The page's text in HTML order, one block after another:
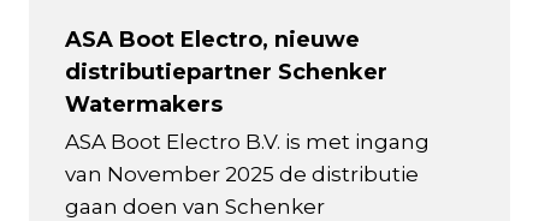
ASA Boot Electro, nieuwe
distributiepartner Schenker
Watermakers
ASA Boot Electro B.V. is met ingang
van November 2025 de distributie
gaan doen van Schenker